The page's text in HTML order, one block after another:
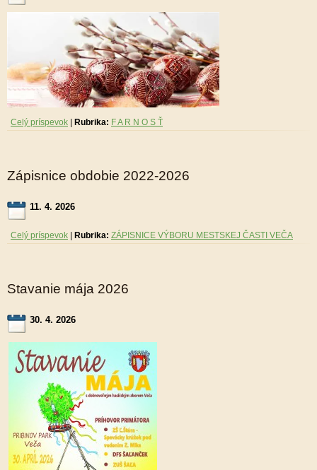
Celý príspevok Rubrika: F A R N O S Ť
Zápisnice obdobie 2022-2026
11. 4. 2026
Celý príspevok Rubrika: ZÁPISNICE VÝBORU MESTSKEJ ČASTI VEČA
Stavanie mája 2026
30. 4. 2026